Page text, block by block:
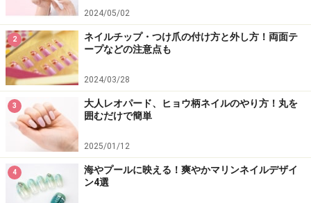
2024/05/02
2
ネイルチップ・つけ爪の付け方と外し方！両面テ
ープなどの注意点も
2024/03/28
3
大人レオパード、ヒョウ柄ネイルのやり方！丸を
囲むだけで簡単
2025/01/12
4
海やプールに映える！爽やかマリンネイルデザイ
ン4選